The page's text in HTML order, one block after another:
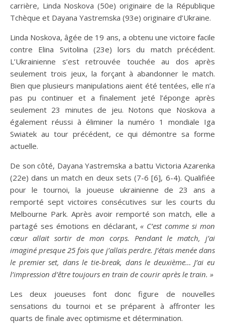
carrière, Linda Noskova (50e) originaire de la République
Tchèque et Dayana Yastremska (93e) originaire d’Ukraine.
Linda Noskova, âgée de 19 ans, a obtenu une victoire facile
contre Elina Svitolina (23e) lors du match précédent.
L’Ukrainienne s’est retrouvée touchée au dos après
seulement trois jeux, la forçant à abandonner le match.
Bien que plusieurs manipulations aient été tentées, elle n’a
pas pu continuer et a finalement jeté l’éponge après
seulement 23 minutes de jeu. Notons que Noskova a
également réussi à éliminer la numéro 1 mondiale Iga
Swiatek au tour précédent, ce qui démontre sa forme
actuelle.
De son côté, Dayana Yastremska a battu Victoria Azarenka
(22e) dans un match en deux sets (7-6 [6], 6-4). Qualifiée
pour le tournoi, la joueuse ukrainienne de 23 ans a
remporté sept victoires consécutives sur les courts du
Melbourne Park. Après avoir remporté son match, elle a
partagé ses émotions en déclarant,« C’est comme si mon
cœur allait sortir de mon corps. Pendant le match, j’ai
imaginé presque 25 fois que j’allais perdre. J’étais menée dans
le premier set, dans le tie-break, dans le deuxième… J’ai eu
l’impression d’être toujours en train de courir après le train. »
Les deux joueuses font donc figure de nouvelles
sensations du tournoi et se préparent à affronter les
quarts de finale avec optimisme et détermination.